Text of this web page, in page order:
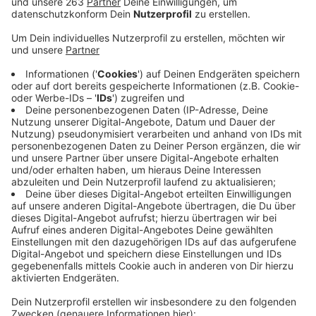
Noch zehn Tage, dann gibt es in Siegen an der Hagener
Straße wieder einen Aldi. Das hat Aldi Deutschland
heute mitgeteilt. Demnach ist die Eröffnung des
neuen Aldi Nord-Marktes für den 28. März geplant. Der
alte Markt war im Juli geschlossen, abgerissen und
neu gebaut worden. Die neue Filiale ist größer und
moderner als die alte. Unter anderem wurde der
Backwarenbereich vergrößert. Auch energetisch ist
der Markt auf dem neuesten Stand. In den
kommenden Monaten wird noch eine
Photovoltaikanlage installiert und eine
Wärmerückgewinnungsanlage kann den Marktraum je
nach Jahreszeit kühlen oder beheizen. Laut Aldi
kommt das Gebäude ohne fossile Brennstoffe aus.
Packstation installiert werden.